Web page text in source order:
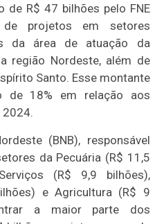
de R$ 47 bilhões pelo FNE
projetos em setores
da área de atuação da
região Nordeste, além de
Santo. Esse montante
de 18% em relação aos
(BNB), responsável
da Pecuária (R$ 11,5
(R$ 9,9 bilhões),
e Agricultura (R$ 9
a maior parte dos